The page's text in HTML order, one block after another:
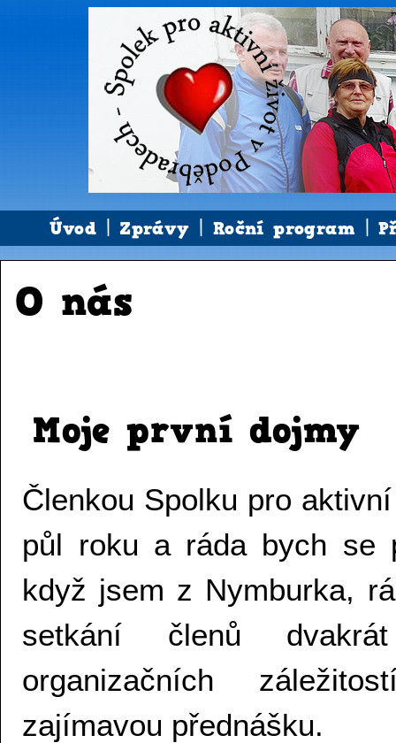
Úvod Zprávy Roční program
O nás
Moje první dojmy
Členkou Spolku pro
půl roku a ráda bych se
když jsem z Nymburka,
setkání členů
organizačních
zajímavou přednášku.